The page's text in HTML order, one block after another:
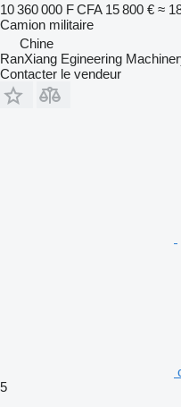
10 360 000 F CFA 15 800 € ≈
Camion militaire
Chine
RanXiang Egineering
Contacter le vendeur
5